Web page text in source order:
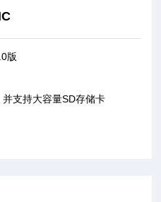
版
支持大容量SD存储卡